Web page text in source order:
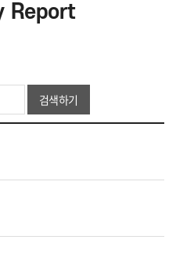
Report
검색하기